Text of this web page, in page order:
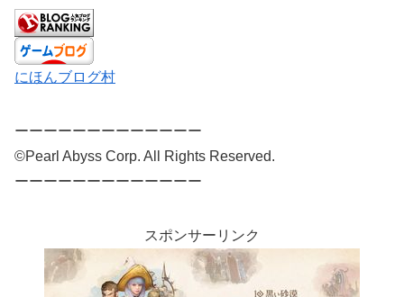
にほんブログ村
ーーーーーーーーーーーーー
©Pearl Abyss Corp. All Rights Reserved.
ーーーーーーーーーーーーー
スポンサーリンク